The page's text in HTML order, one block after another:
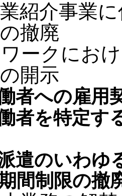
紹介事業
撤廃
ークにお
開示
者への雇用
者を特定す
遣のいわゆ
間制限の撤